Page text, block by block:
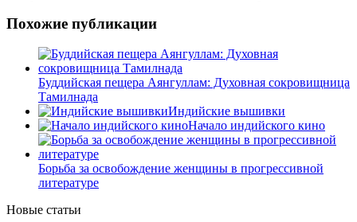
Похожие публикации
Буддийская пещера Аянгуллам: Духовная сокровищница
Тамилнада
Индийские вышивки
Начало индийского кино
Борьба за освобождение женщины в прогрессивной
литературе
Новые статьи